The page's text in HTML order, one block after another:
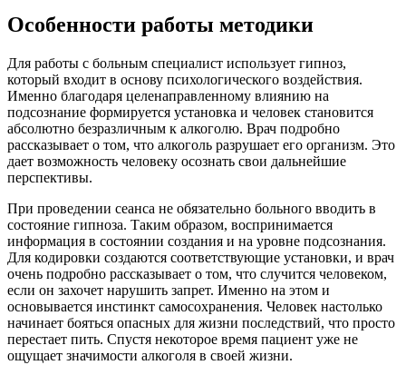
Особенности работы методики
Для работы с больным специалист использует гипноз,
который входит в основу психологического воздействия.
Именно благодаря целенаправленному влиянию на
подсознание формируется установка и человек становится
абсолютно безразличным к алкоголю. Врач подробно
рассказывает о том, что алкоголь разрушает его организм. Это
дает возможность человеку осознать свои дальнейшие
перспективы.
При проведении сеанса не обязательно больного вводить в
состояние гипноза. Таким образом, воспринимается
информация в состоянии создания и на уровне подсознания.
Для кодировки создаются соответствующие установки, и врач
очень подробно рассказывает о том, что случится человеком,
если он захочет нарушить запрет. Именно на этом и
основывается инстинкт самосохранения. Человек настолько
начинает бояться опасных для жизни последствий, что просто
перестает пить. Спустя некоторое время пациент уже не
ощущает значимости алкоголя в своей жизни.